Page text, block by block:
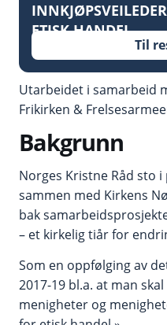
ETISK HANDEL
Til
Utarbeidet i samarbeid
Frikirken &
Bakgrunn
Norges Kristne Råd sto i
sammen med Kirkens
bak
– et kirkelig tiår for
Som en oppfølging av
2017-19 bl.a. at man
menigheter og